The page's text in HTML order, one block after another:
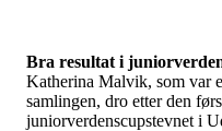
Bra resultat i
Katherina Malvik, som var
samlingen, dro etter den
juniorverdenscupstevnet i